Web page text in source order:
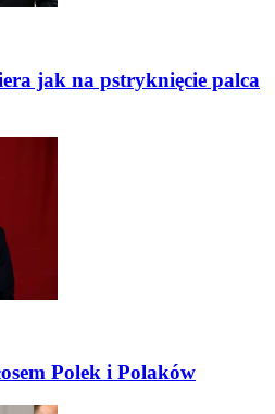
jak na pstryknięcie palca
Polek i Polaków